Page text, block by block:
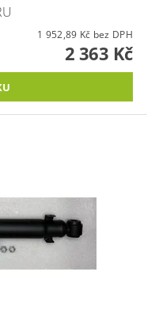
1 952,89 Kč bez DPH
2 363 Kč